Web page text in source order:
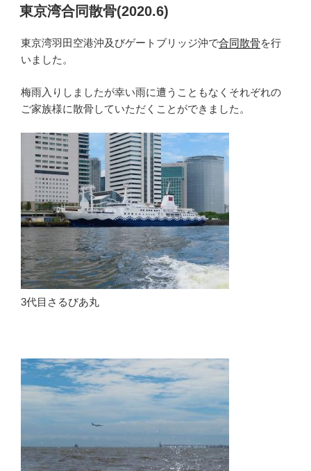
稿
日:
東京湾合同散骨(2020.6)
東京湾羽田空港沖及びゲートブリッジ沖で合同散骨を行
いました。
梅雨入りしましたが幸い雨に遭うこともなくそれぞれの
ご家族様に散骨していただくことができました。
3代目さるびあ丸